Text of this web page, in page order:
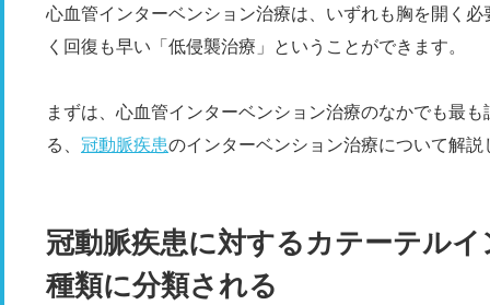
心血管インターベンション治療は、いずれも胸を開く
く回復も早い「低侵襲治療」ということができます。
まずは、心血管インターベンション治療のなかでも最
る、 冠動脈疾患のインターベンション治療について解説
冠動脈疾患に対するカテーテル
種類に分類される